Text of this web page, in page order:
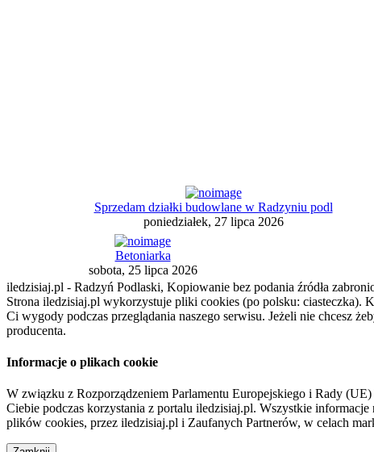
Sprzedam działki budowlane w Radzyniu podl
poniedziałek, 27 lipca 2026
Betoniarka
sobota, 25 lipca 2026
iledzisiaj.pl - Radzyń Podlaski, Kopiowanie bez podania źródła
Strona iledzisiaj.pl wykorzystuje pliki cookies (po polsku: ciasteczka).
Ci wygody podczas przeglądania naszego serwisu. Jeżeli nie chcesz
producenta.
Informacje o plikach cookie
W związku z Rozporządzeniem Parlamentu Europejskiego i Rady
Ciebie podczas korzystania z portalu iledzisiaj.pl. Wszystkie
plików cookies, przez iledzisiaj.pl i Zaufanych Partnerów, w celach